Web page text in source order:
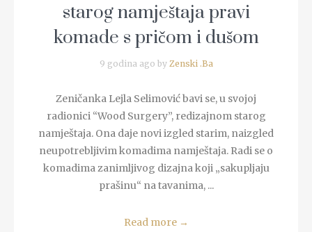
starog namještaja pravi
komade s pričom i dušom
9 godina ago by Zenski .Ba
Zeničanka Lejla Selimović bavi se, u svojoj
radionici “Wood Surgery”, redizajnom starog
namještaja. Ona daje novi izgled starim, naizgled
neupotrebljivim komadima namještaja. Radi se o
komadima zanimljivog dizajna koji „sakupljaju
prašinu“ na tavanima, ...
Read more →